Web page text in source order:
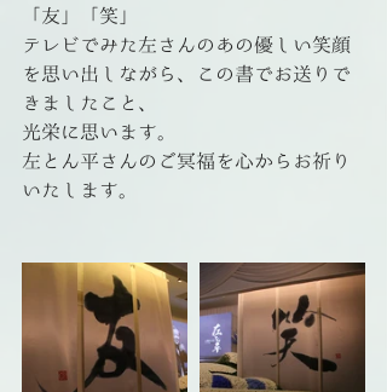
「友」「笑」
テレビでみた左さんのあの優しい笑顔
を思い出しながら、この書でお送りで
きましたこと、
光栄に思います。
左とん平さんのご冥福を心からお祈り
いたします。